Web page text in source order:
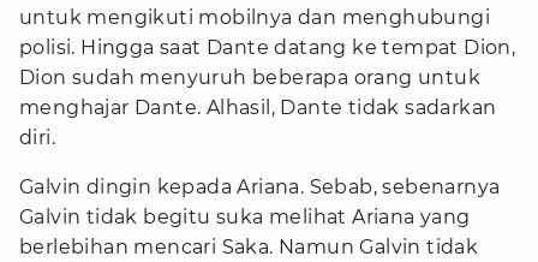
untuk mengikuti mobilnya dan menghubungi
polisi. Hingga saat Dante datang ke tempat Dion,
Dion sudah menyuruh beberapa orang untuk
menghajar Dante. Alhasil, Dante tidak sadarkan
diri.
Galvin dingin kepada Ariana. Sebab, sebenarnya
Galvin tidak begitu suka melihat Ariana yang
berlebihan mencari Saka. Namun Galvin tidak